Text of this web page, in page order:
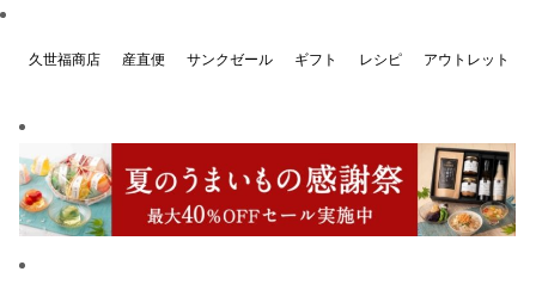
久世福商店 産直便 サンクゼール ギフト レシピ アウトレット